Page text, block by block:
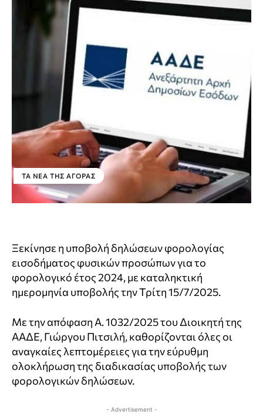
ΤΑ ΝΈΑ ΤΗΣ ΑΓΟΡΆΣ
Ξεκίνησε η υποβολή δηλώσεων φορολογίας
εισοδήματος φυσικών προσώπων για το
φορολογικό έτος 2024, με καταληκτική
ημερομηνία υποβολής την Τρίτη 15/7/2025.
Με την απόφαση Α. 1032/2025 του Διοικητή της
ΑΑΔΕ, Γιώργου Πιτσιλή, καθορίζονται όλες οι
αναγκαίες λεπτομέρειες για την εύρυθμη
ολοκλήρωση της διαδικασίας υποβολής των
φορολογικών δηλώσεων.
- Advertisement -